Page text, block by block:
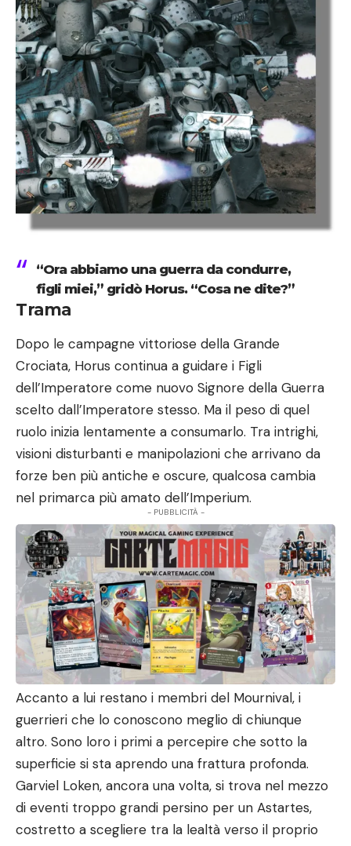
“Ora abbiamo una guerra da condurre,
figli miei,” gridò Horus. “Cosa ne dite?”
Trama
Dopo le campagne vittoriose della Grande
Crociata, Horus continua a guidare i Figli
dell’Imperatore come nuovo Signore della Guerra
scelto dall’Imperatore stesso. Ma il peso di quel
ruolo inizia lentamente a consumarlo. Tra intrighi,
visioni disturbanti e manipolazioni che arrivano da
forze ben più antiche e oscure, qualcosa cambia
nel primarca più amato dell’Imperium.
- PUBBLICITÀ -
Accanto a lui restano i membri del Mournival, i
guerrieri che lo conoscono meglio di chiunque
altro. Sono loro i primi a percepire che sotto la
superficie si sta aprendo una frattura profonda.
Garviel Loken, ancora una volta, si trova nel mezzo
di eventi troppo grandi persino per un Astartes,
costretto a scegliere tra la lealtà verso il proprio